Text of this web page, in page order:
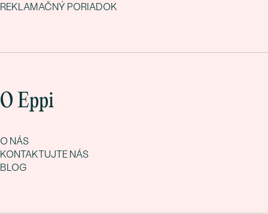
REKLAMAČNÝ PORIADOK
O Eppi
O NÁS
KONTAKTUJTE NÁS
BLOG